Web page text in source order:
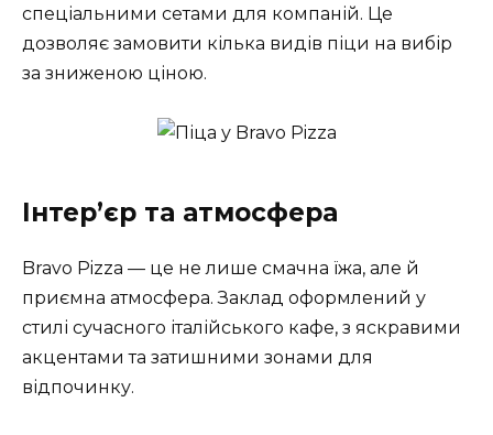
спеціальними сетами для компаній. Це
дозволяє замовити кілька видів піци на вибір
за зниженою ціною.
Інтер’єр та атмосфера
Bravo Pizza — це не лише смачна їжа, але й
приємна атмосфера. Заклад оформлений у
стилі сучасного італійського кафе, з яскравими
акцентами та затишними зонами для
відпочинку.